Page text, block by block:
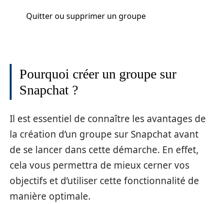
Quitter ou supprimer un groupe
Pourquoi créer un groupe sur
Snapchat ?
Il est essentiel de connaître les avantages de
la création d’un groupe sur Snapchat avant
de se lancer dans cette démarche. En effet,
cela vous permettra de mieux cerner vos
objectifs et d’utiliser cette fonctionnalité de
manière optimale.